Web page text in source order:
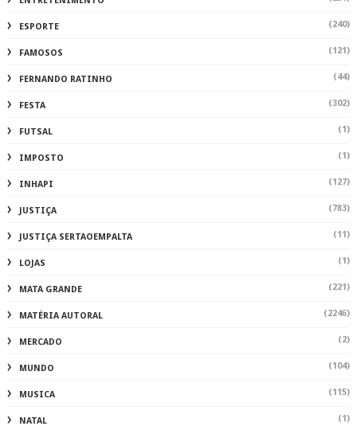
ESPORTE (240)
FAMOSOS (121)
FERNANDO RATINHO (44)
FESTA (302)
FUTSAL (1)
IMPOSTO (1)
INHAPI (127)
JUSTIÇA (783)
JUSTIÇA SERTAOEMPALTA (11)
LOJAS (1)
MATA GRANDE (221)
MATÉRIA AUTORAL (2246)
MERCADO (2)
MUNDO (104)
MUSICA (115)
NATAL (1)